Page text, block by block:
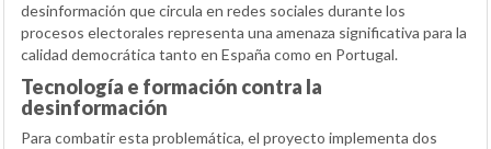
desinformación que circula en redes sociales durante los
procesos electorales representa una amenaza significativa para la
calidad democrática tanto en España como en Portugal.
Tecnología e formación contra la
desinformación
Para combatir esta problemática, el proyecto implementa dos